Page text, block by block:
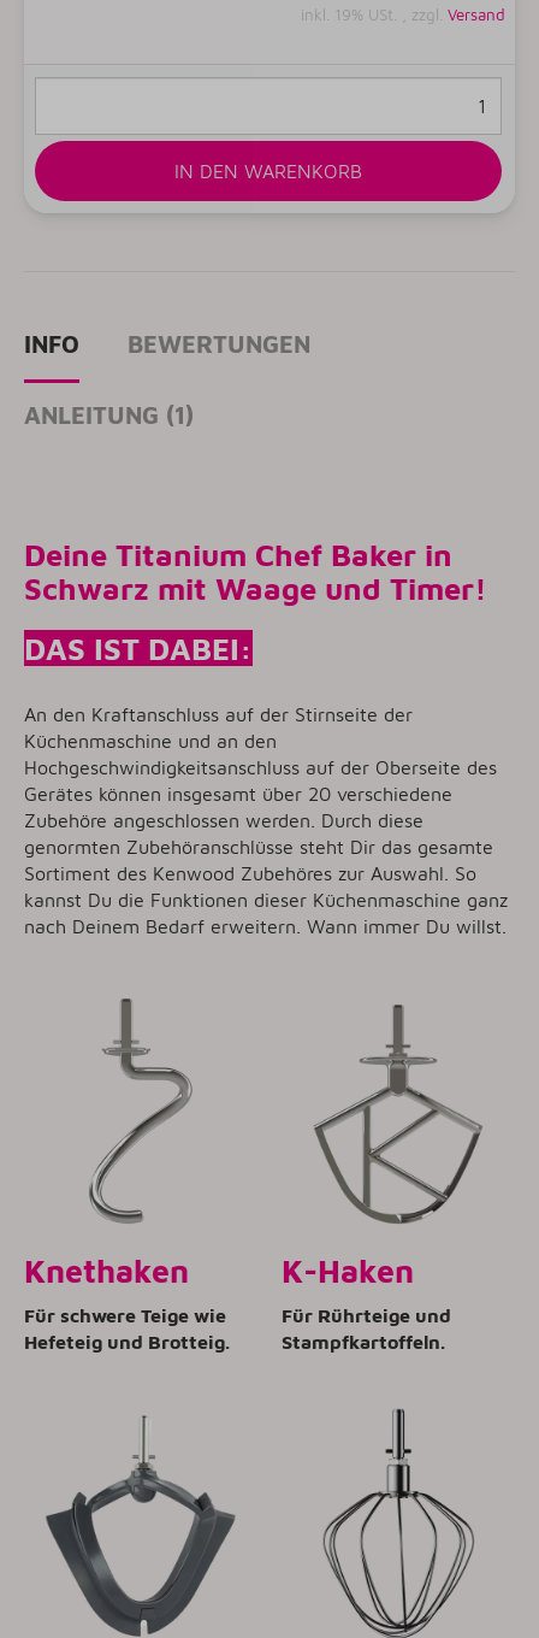
inkl. 19% USt. , zzgl. Versand
IN DEN WARENKORB
INFO BEWERTUNGEN
ANLEITUNG (1)
Deine Titanium Chef Baker in
Schwarz mit Waage und Timer!
DAS IST DABEI:
An den Kraftanschluss auf der Stirnseite der
Küchenmaschine und an den
Hochgeschwindigkeitsanschluss auf der Oberseite des
Gerätes können insgesamt über 20 verschiedene
Zubehöre angeschlossen werden. Durch diese
genormten Zubehöranschlüsse steht Dir das gesamte
Sortiment des Kenwood Zubehöres zur Auswahl. So
kannst Du die Funktionen dieser Küchenmaschine ganz
nach Deinem Bedarf erweitern. Wann immer Du willst.
Knethaken
Für schwere Teige wie
Hefeteig und Brotteig.
K-Haken
Für Rührteige und
Stampfkartoffeln.